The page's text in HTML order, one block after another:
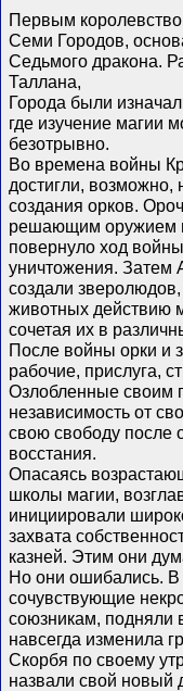
Первым
Семи Городов,
Седьмого дракона.
Таллана,
Города были
где изучение магии
безотрывно.
Во времена войны
достигли, возможно,
создания орков.
решающим оружием
повернуло ход
уничтожения.
создали
животных действию
сочетая их в
После войны орки и
рабочие, прислуга,
Озлобленные своим
независимость от
свою свободу после
восстания.
Опасаясь
школы магии,
инициировали
захвата
казней. Этим они
Но они ошибались.
сочувствующие
союзникам, подняли
навсегда изменила
Скорбя по своему
назвали свой